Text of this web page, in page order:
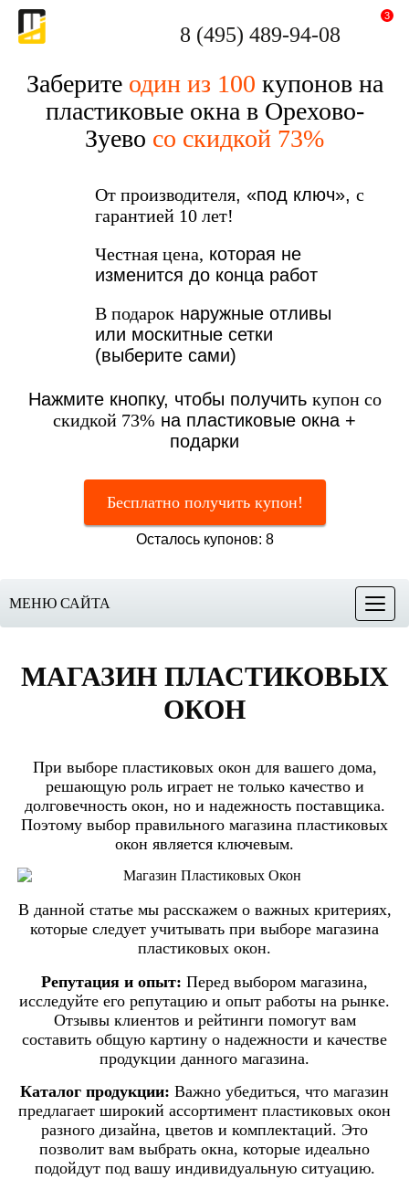
8 (495) 489-94-08
3
Заберите один из 100 купонов на
пластиковые окна в Орехово-
Зуево со скидкой 73%
От производителя, «под ключ», с
гарантией 10 лет!
Честная цена, которая не
изменится до конца работ
В подарок наружные отливы
или москитные сетки
(выберите сами)
Нажмите кнопку, чтобы получить купон со
скидкой 73% на пластиковые окна +
подарки
Бесплатно получить купон!
Осталось купонов: 8
Меню
МЕНЮ САЙТА
МАГАЗИН ПЛАСТИКОВЫХ
ОКОН
При выборе пластиковых окон для вашего дома,
решающую роль играет не только качество и
долговечность окон, но и надежность поставщика.
Поэтому выбор правильного магазина пластиковых
окон является ключевым.
В данной статье мы расскажем о важных критериях,
которые следует учитывать при выборе магазина
пластиковых окон.
Репутация и опыт: Перед выбором магазина,
исследуйте его репутацию и опыт работы на рынке.
Отзывы клиентов и рейтинги помогут вам
составить общую картину о надежности и качестве
продукции данного магазина.
Каталог продукции: Важно убедиться, что магазин
предлагает широкий ассортимент пластиковых окон
разного дизайна, цветов и комплектаций. Это
позволит вам выбрать окна, которые идеально
подойдут под вашу индивидуальную ситуацию.